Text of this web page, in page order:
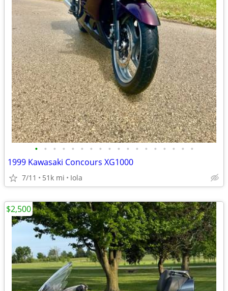
• • • • • • • • • • • • • • • • • •
1999 Kawasaki Concours XG1000
7/11 51k mi Iola
$2,500